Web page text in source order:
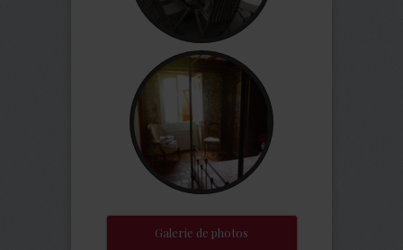
Galerie de photos